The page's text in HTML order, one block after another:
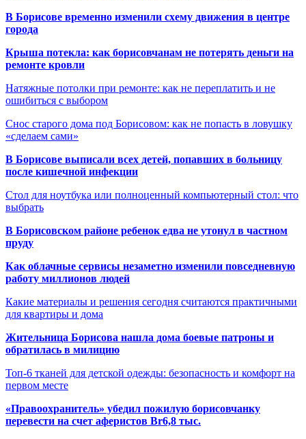
В Борисове временно изменили схему движения в центре
города
Крыша потекла: как борисовчанам не потерять деньги на
ремонте кровли
Натяжные потолки при ремонте: как не переплатить и не
ошибиться с выбором
Снос старого дома под Борисовом: как не попасть в ловушку
«сделаем сами»
В Борисове выписали всех детей, попавших в больницу
после кишечной инфекции
Стол для ноутбука или полноценный компьютерный стол: что
выбрать
В Борисовском районе ребенок едва не утонул в частном
пруду
Как облачные сервисы незаметно изменили повседневную
работу миллионов людей
Какие материалы и решения сегодня считаются практичными
для квартиры и дома
Жительница Борисова нашла дома боевые патроны и
обратилась в милицию
Топ-6 тканей для детской одежды: безопасность и комфорт на
первом месте
«Правоохранитель» убедил пожилую борисовчанку
перевести на счет аферистов Br6,8 тыс.